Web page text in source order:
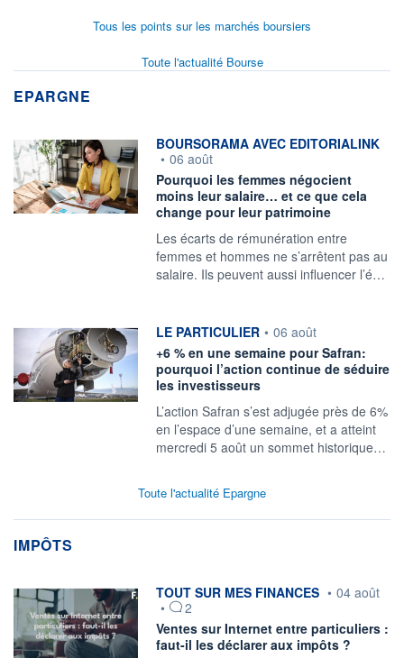
Tous les points sur les marchés boursiers
Toute l'actualité Bourse
EPARGNE
information fournie par
BOURSORAMA AVEC EDITORIALINK
• 06 août
Pourquoi les femmes négocient
moins leur salaire… et ce que cela
change pour leur patrimoine
Les écarts de rémunération entre
femmes et hommes ne s’arrêtent pas au
salaire. Ils peuvent aussi influencer l’é…
information fournie par
LE PARTICULIER • 06 août
+6 % en une semaine pour Safran:
pourquoi l’action continue de séduire
les investisseurs
L’action Safran s’est adjugée près de 6%
en l’espace d’une semaine, et a atteint
mercredi 5 août un sommet historique…
Toute l'actualité Epargne
IMPÔTS
information fournie par
TOUT SUR MES FINANCES • 04 août
•
2
Ventes sur Internet entre particuliers :
faut-il les déclarer aux impôts ?